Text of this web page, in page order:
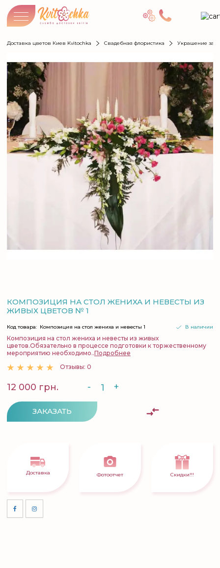
Доставка цветов Киев Kvitochka Свадебная флористика Украшение
КОМПОЗИЦИЯ НА СТОЛ ЖЕНИХА И НЕВЕСТЫ ИЗ
ЖИВЫХ ЦВЕТОВ № 1
В наличии
Код товара: Композиция на стол жениха и невесты 1
Композиция на стол жениха и невесты из живых
цветов.Обязательно в процессе подготовки к торжественному
мероприятию необходимо..Подробнее
Отзывы: 0
12 000 грн. - +
ЗАКАЗАТЬ
Доставка Фотоотчет Скидки!!!